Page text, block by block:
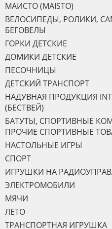
МАИСТО (MAISTO)
ВЕЛОСИПЕДЫ, РОЛИКИ,
БЕГОВЕЛЫ
ГОРКИ ДЕТСКИЕ
ДОМИКИ ДЕТСКИЕ
ПЕСОЧНИЦЫ
ДЕТСКИЙ ТРАНСПОРТ
НАДУВНАЯ ПРОДУКЦИЯ
(БЕСТВЕЙ)
БАТУТЫ, СПОРТИВНЫЕ
ПРОЧИЕ СПОРТИВНЫЕ
НАСТОЛЬНЫЕ ИГРЫ
СПОРТ
ИГРУШКИ НА
ЭЛЕКТРОМОБИЛИ
МЯЧИ
ЛЕТО
ТРАНСПОРТНАЯ ИГРУШКА